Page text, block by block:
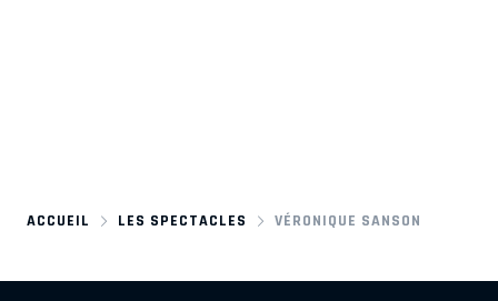
ACCUEIL LES SPECTACLES VÉRONIQUE SANSON